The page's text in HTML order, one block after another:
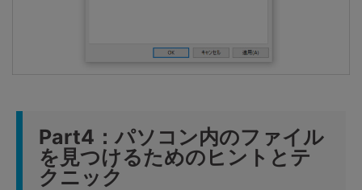
Part4：パソコン内のファイル
を見つけるためのヒントとテ
クニック